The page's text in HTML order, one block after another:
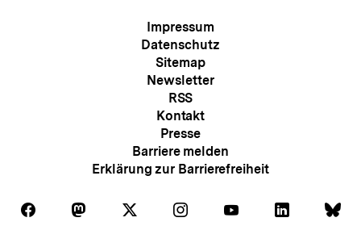
Meta-
Navigation
Impressum
Datenschutz
Sitemap
Newsletter
RSS
Kontakt
Presse
Barriere melden
Erklärung zur Barrierefreiheit
Folgen
Auf
Folgen Folgen Folgen
Auf
Folgen Folgen